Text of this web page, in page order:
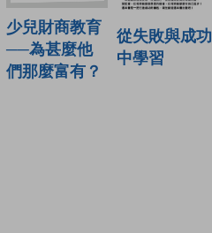
少兒財商教育
──為甚麼他
們那麼富有？
從失敗與成功
中學習